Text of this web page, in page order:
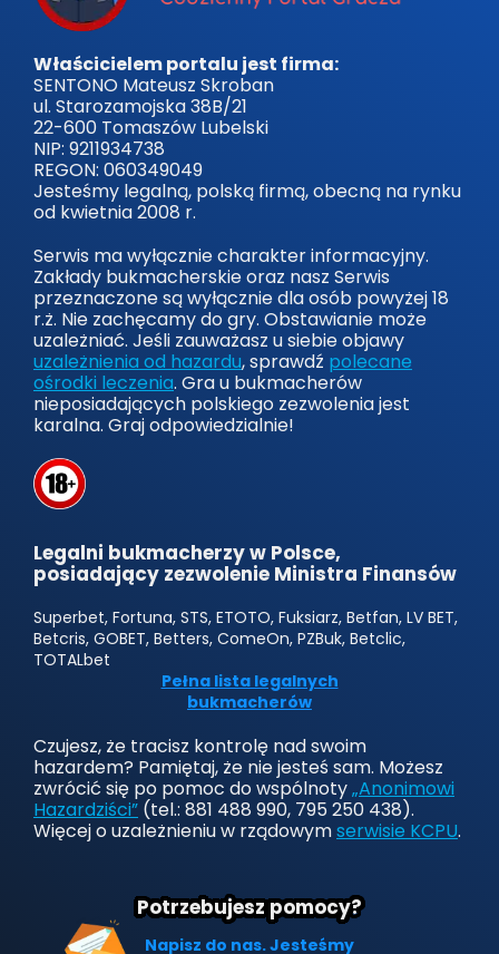
Właścicielem portalu jest firma:
SENTONO Mateusz Skroban
ul. Starozamojska 38B/21
22-600 Tomaszów Lubelski
NIP: 9211934738
REGON: 060349049
Jesteśmy legalną, polską firmą, obecną na rynku
od kwietnia 2008 r.
Serwis ma wyłącznie charakter informacyjny.
Zakłady bukmacherskie oraz nasz Serwis
przeznaczone są wyłącznie dla osób powyżej 18
r.ż. Nie zachęcamy do gry. Obstawianie może
uzależniać. Jeśli zauważasz u siebie objawy
uzależnienia od hazardu, sprawdź polecane
ośrodki leczenia. Gra u bukmacherów
nieposiadających polskiego zezwolenia jest
karalna. Graj odpowiedzialnie!
Legalni bukmacherzy w Polsce,
posiadający zezwolenie Ministra Finansów
Superbet, Fortuna, STS, ETOTO, Fuksiarz, Betfan, LV BET,
Betcris, GOBET, Betters, ComeOn, PZBuk, Betclic,
TOTALbet
Pełna lista legalnych
bukmacherów
Czujesz, że tracisz kontrolę nad swoim
hazardem? Pamiętaj, że nie jesteś sam. Możesz
zwrócić się po pomoc do wspólnoty„Anonimowi
Hazardziści” (tel.: 881 488 990, 795 250 438).
Więcej o uzależnieniu w rządowymserwisie KCPU.
Potrzebujesz pomocy?
Napisz do nas. Jesteśmy